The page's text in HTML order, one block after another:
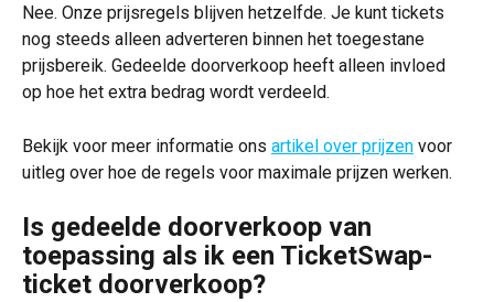
Nee. Onze prijsregels blijven hetzelfde. Je kunt tickets
nog steeds alleen adverteren binnen het toegestane
prijsbereik. Gedeelde doorverkoop heeft alleen invloed
op hoe het extra bedrag wordt verdeeld.
Bekijk voor meer informatie ons artikel over prijzen voor
uitleg over hoe de regels voor maximale prijzen werken.
Is gedeelde doorverkoop van
toepassing als ik een TicketSwap-
ticket doorverkoop?